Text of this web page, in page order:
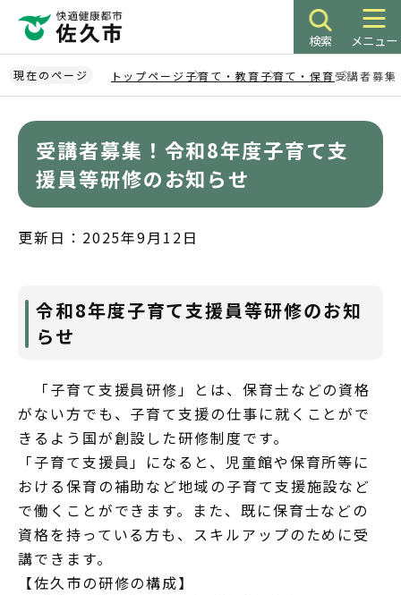
ペ
ー
ジ
検索 メニュー
現在のページ トップページ 子育て・教育子育て・保育受講者募
受講者募集！令和8年度子育て支
援員等研修のお知らせ
更新日：2025年9月12日
令和8年度子育て支援員等研修のお知
らせ
「子育て支援員研修」とは、保育士などの資格
がない方でも、子育て支援の仕事に就くことがで
きるよう国が創設した研修制度です。
「子育て支援員」になると、児童館や保育所等に
おける保育の補助など地域の子育て支援施設など
で働くことができます。また、既に保育士などの
資格を持っている方も、スキルアップのために受
講できます。
【佐久市の研修の構成】